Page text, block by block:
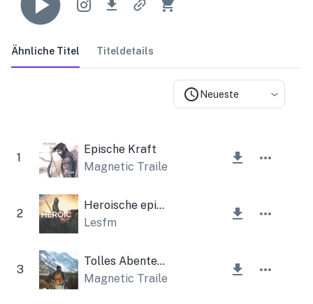
Ähnliche Titel Titeldetails
Neueste
1
Epische Kraft
Magnetic Trailer
2
Heroische epische Geschichte
Lesfm
3
Tolles Abenteuer
Magnetic Trailer